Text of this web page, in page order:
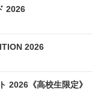
2026
2026
2026《高校生限定》